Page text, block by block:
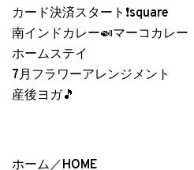
カード決済スタート❗️square
南インドカレー🍛マーコカレー
ホームステイ
7月フラワーアレンジメント
産後ヨガ🎵
ホーム／HOME